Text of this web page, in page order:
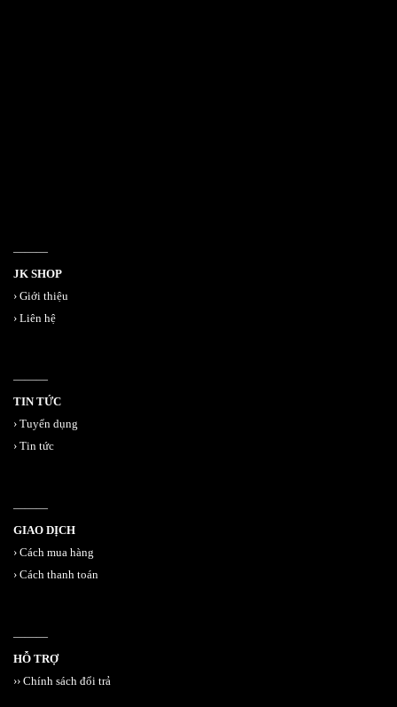
———
JK SHOP
› Giới thiệu
› Liên hệ
———
TIN TỨC
› Tuyển dụng
› Tin tức
———
GIAO DỊCH
› Cách mua hàng
› Cách thanh toán
———
HỖ TRỢ
›› Chính sách đổi trả